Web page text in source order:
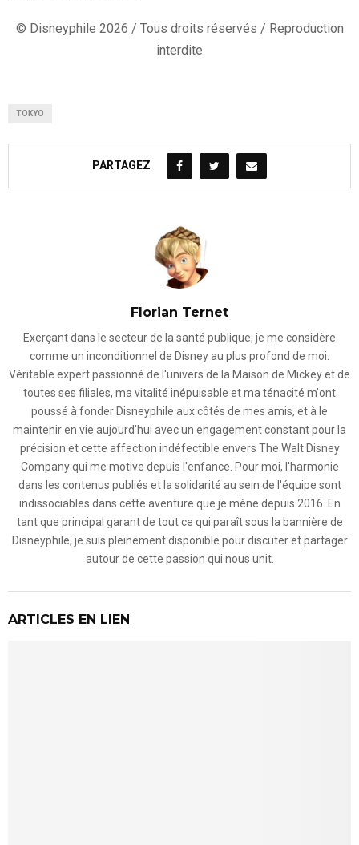
© Disneyphile 2026 / Tous droits réservés / Reproduction
interdite
TOKYO
PARTAGEZ
Florian Ternet
Exerçant dans le secteur de la santé publique, je me considère
comme un inconditionnel de Disney au plus profond de moi.
Véritable expert passionné de l'univers de la Maison de Mickey et de
toutes ses filiales, ma vitalité inépuisable et ma ténacité m'ont
poussé à fonder Disneyphile aux côtés de mes amis, et à le
maintenir en vie aujourd'hui avec un engagement constant pour la
précision et cette affection indéfectible envers The Walt Disney
Company qui me motive depuis l'enfance. Pour moi, l'harmonie
dans les contenus publiés et la solidarité au sein de l'équipe sont
indissociables dans cette aventure que je mène depuis 2016. En
tant que principal garant de tout ce qui paraît sous la bannière de
Disneyphile, je suis pleinement disponible pour discuter et partager
autour de cette passion qui nous unit.
ARTICLES EN LIEN